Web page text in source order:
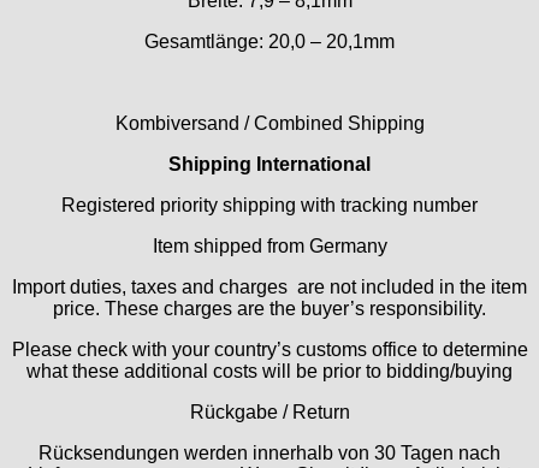
HPP „Henzi & Pfaff"
Index
Jean Brun
Junghans
Kasper
KF Grana
Lanco
Gesamtlänge: 20,0 – 20,1mm
Kombiversand / Combined Shipping
Shipping International
Registered priority shipping with tracking number
Item shipped from Germany
Import duties, taxes and charges are not included in the item
price. These charges are the buyer’s responsibility.
Please check with your country’s customs office to determine
what these additional costs will be prior to bidding/buying
Rückgabe / Return
Rücksendungen werden innerhalb von 30 Tagen nach